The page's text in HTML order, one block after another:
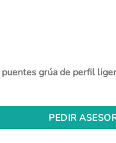
puentes grúa de perfil
PEDIR